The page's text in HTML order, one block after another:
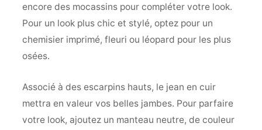
encore des mocassins pour compléter votre look.
Pour un look plus chic et stylé, optez pour un
chemisier imprimé, fleuri ou léopard pour les plus
osées.
Associé à des escarpins hauts, le jean en cuir
mettra en valeur vos belles jambes. Pour parfaire
votre look, ajoutez un manteau neutre, de couleur